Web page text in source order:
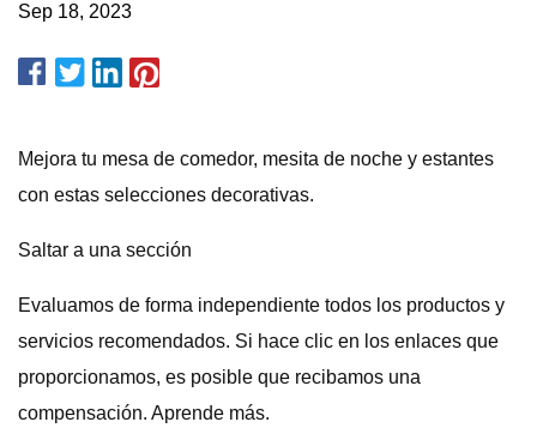
Sep 18, 2023
Mejora tu mesa de comedor, mesita de noche y estantes
con estas selecciones decorativas.
Saltar a una sección
Evaluamos de forma independiente todos los productos y
servicios recomendados. Si hace clic en los enlaces que
proporcionamos, es posible que recibamos una
compensación. Aprende más.